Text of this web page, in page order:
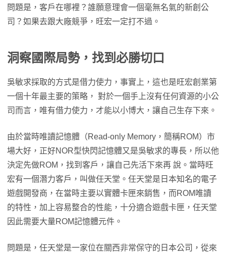
問題是，客戶在哪裡？誰願意理會一個毫無名氣的新創公
司？如果去跟大廠競爭，旺宏一定打不過。
洞察國際局勢，找到必勝切口
吳敏求採取的方式是借力使力，事實上，這也是旺宏創業第
一個十年最主要的策略， 對於一個手上沒有任何資源的小公
司而言，唯有借力使力，才能以小博大，讓自己生存下來。
由於當時唯讀記憶體（Read-only Memory，簡稱ROM）市
場大好，正好NOR型快閃記憶體又是吳敏求的專長，所以他
決定先做ROM，找到客戶，讓自己先活下來再 說。當時旺
宏有一個潛力客戶，叫做任天堂。任天堂是日本知名的電子
遊戲開發商，在當時主要以實體卡匣來銷售，而ROM唯讀
的特性，加上容易整合的性能，十分適合遊戲卡匣，任天堂
因此需要大量ROM記憶體元件。
問題是，任天堂是一家位在關西非常保守的日本公司，從來